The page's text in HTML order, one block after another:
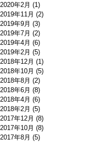
2020年2月 (1)
2019年11月 (2)
2019年9月 (3)
2019年7月 (2)
2019年4月 (6)
2019年2月 (5)
2018年12月 (1)
2018年10月 (5)
2018年8月 (2)
2018年6月 (8)
2018年4月 (6)
2018年2月 (5)
2017年12月 (8)
2017年10月 (8)
2017年8月 (5)